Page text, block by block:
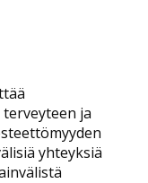
ja
yhteyksiä